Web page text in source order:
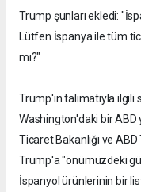
Trump şunları ekledi:
Lütfen İspanya ile tüm
mı?"
Trump'ın talimatıyla ilgili
Washington'daki bir ABD
Ticaret Bakanlığı ve
Trump'a "önümüzdeki
İspanyol ürünlerinin bir